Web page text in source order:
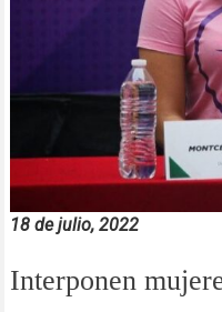
18 de julio, 2022
Interponen